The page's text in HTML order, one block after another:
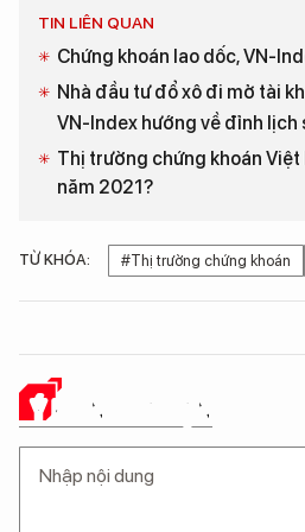
TIN LIÊN QUAN
Chứng khoán lao dốc, VN-
Nhà đầu tư đổ xô đi mở tài
VN-Index hướng về đỉnh lịch
Thị trường chứng khoán Việt
năm 2021?
TỪ KHÓA: #Thị trường chứng khoán
Ý KIẾN CỦA BẠN